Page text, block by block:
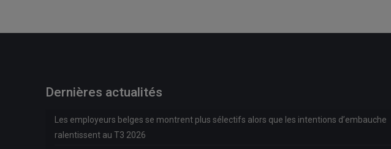
Dernières actualités
Les employeurs belges se montrent plus sélectifs alors que les intentions d’embauche
ralentissent au T3 2026